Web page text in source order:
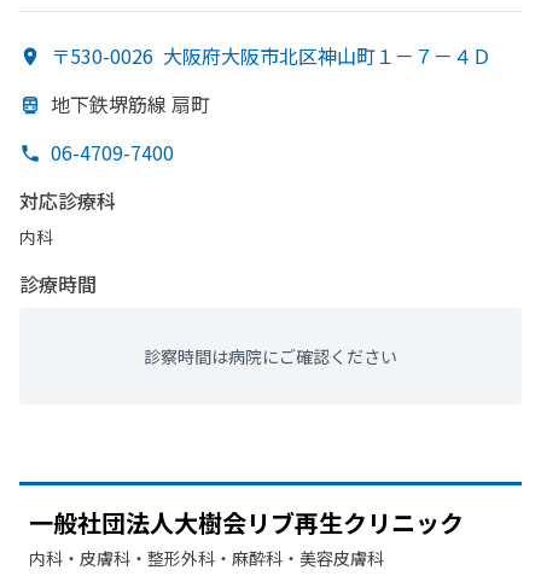
〒530-0026 大阪府大阪市北区神山町１－７－４Ｄ
地下鉄堺筋線 扇町
06-4709-7400
対応診療科
内科
診療時間
診察時間は病院にご確認ください
一般社団法人大樹会リブ再生クリニック
内科・​皮膚科・​整形外科・​麻酔科・​美容皮膚科